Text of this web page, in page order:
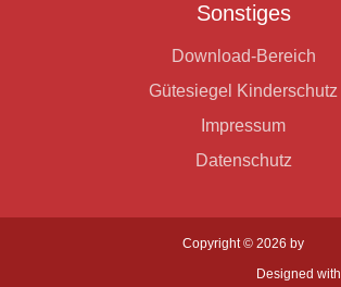
Sonstiges
Download-Bereich
Gütesiegel Kinderschutz
Impressum
Datenschutz
Copyright © 2026 by
Designed with